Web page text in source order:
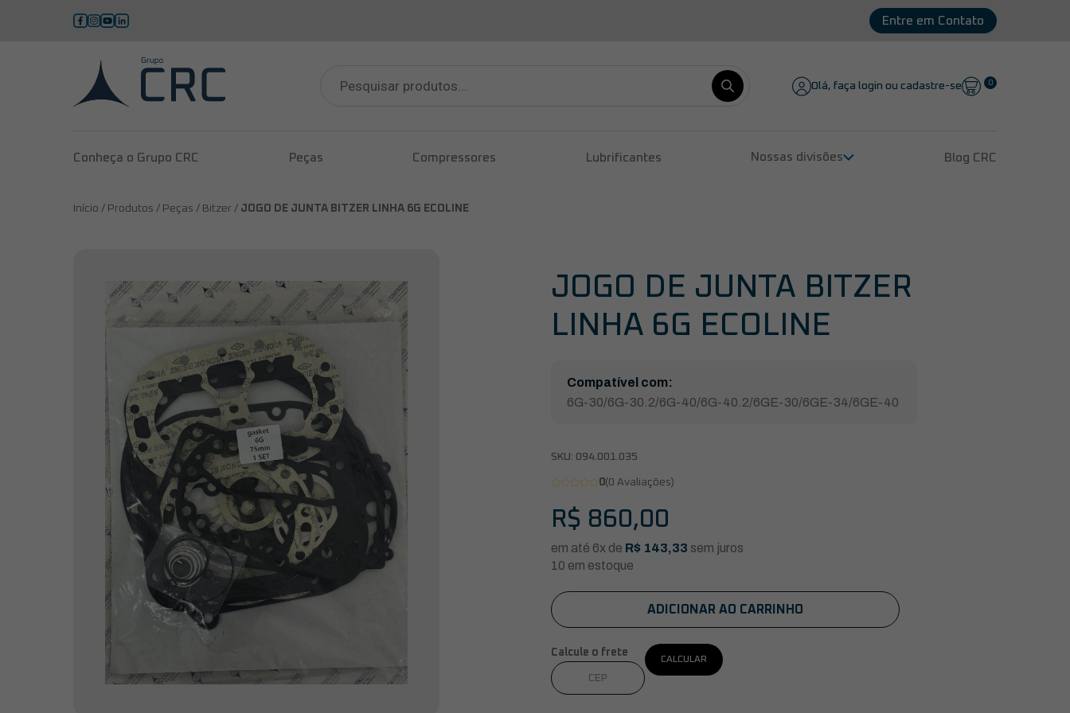
Entre em Contato
produtos
Olá, faça login ou cadastre-se 0
Conheça o Grupo CRC Peças Compressores Lubrificantes Nossas divisões Blog CRC
Início / Produtos / Peças / Bitzer / JOGO DE JUNTA BITZER LINHA 6G ECOLINE
JOGO DE JUNTA BITZER
LINHA 6G ECOLINE
Compatível com:
6G-30/6G-30.2/6G-40/6G-40.2/6GE-30/6GE-34/6GE-40
SKU: 094.001.035
0(0 Avaliações)
R$ 860,00
em até 6x de R$ 143,33 sem juros
10 em estoque
ADICIONAR AO CARRINHO
Calcule o frete
CALCULAR